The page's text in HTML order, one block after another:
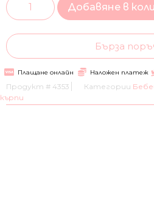
Добавяне в
Бърза
Плащане онлайн Наложен платеж
Продукт # 4353 Категории
кърпи